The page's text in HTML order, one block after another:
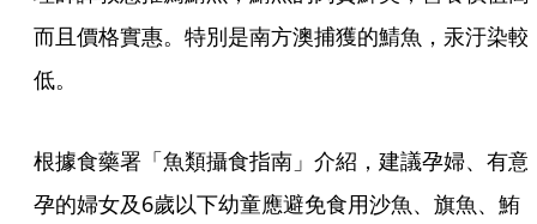
而且價格實惠。特別是南方澳捕獲的鯖魚，汞汙染較
低。
根據食藥署「魚類攝食指南」介紹，建議孕婦、有意
孕的婦女及6歲以下幼童應避免食用沙魚、旗魚、鮪